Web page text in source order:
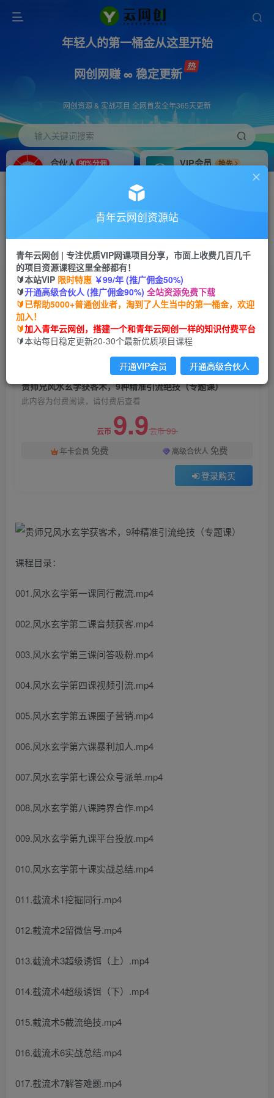
年轻人的第一桶金从这里开始
网创网赚 ∞ 稳定更新
网创资源 & 实战项目 全网首发全年365天更新
输入关键词搜索
合伙人 90%分佣
VIP会员
抢先
搭建同款网站，自己当老板
首页 创业课程 会员免费 正文
贵师兄风水玄学获客术，9种精准引流绝技（专题
课）
青年云网创
2年前发布
关注 私信
贵师兄风水玄学获客术，9种精准引流绝技（专题课）
此内容为付费阅读，请付费后查看
云币 9.9云币99
年卡会员 免费 高级合伙人 免费
登录购买
课程目录：
001.风水玄学第一课同行截流.mp4
002.风水玄学第二课音频获客.mp4
003.风水玄学第三课问答吸粉.mp4
004.风水玄学第四课视频引流.mp4
005.风水玄学第五课圈子营销.mp4
006.风水玄学第六课暴利加人.mp4
007.风水玄学第七课公众号派单.mp4
008.风水玄学第八课跨界合作.mp4
009.风水玄学第九课平台投放.mp4
010.风水玄学第十课实战总结.mp4
011.截流术1挖掘同行.mp4
012.截流术2留微信号.mp4
013.截流术3超级诱饵（上）.mp4
014.截流术4超级诱饵（下）.mp4
015.截流术5截流绝技.mp4
016.截流术6实战总结.mp4
017.截流术7解答难题.mp4
青年云网创资源站
青年云网创 | 专注优质VIP网课项目分享，市面上收费几百几千
的项目资源课程这里全部都有！
🔰本站VIP 限时特惠 ￥99/年 (推广佣金50%)
🔰开通高级合伙人 (推广佣金90%) 全站资源免费下载
🔰已帮助5000+普通创业者，淘到了人生当中的第一桶金，欢迎
加入！
🔰加入青年云网创，搭建一个和青年云网创一样的知识付费平台
🔰本站每日稳定更新20-30个最新优质项目课程
开通VIP会员 开通高级合伙人